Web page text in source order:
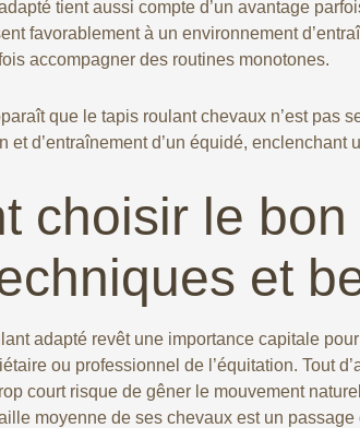
tient aussi compte d’un avantage
favorablement à un environnement
accompagner des routines monotones.
que le tapis roulant chevaux n’est pas
et d’entraînement d’un équidé,
choisir le
et
adapté revêt une importance capitale
ou professionnel de l’équitation. Tout
court risque de gêner le mouvement
moyenne de ses chevaux est un passage